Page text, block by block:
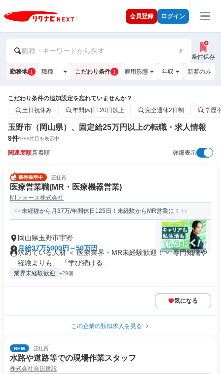
会員登録 ログイン
職種・キーワードから探す
条件保存
勤務地 1 職種 こだわり条件 1 雇用形態 年収 新着のみ
こだわり条件の追加設定を忘れていませんか？
土日祝休み
年間休日120日以上 完全週休2日制 学歴
玉野市（岡山県）、固定給25万円以上の転職・求人情報
9件1〜9件目を表示中
関連度順新着順 詳細表示
正社員
医療営業職(MR・医療機器営業)
MIフォース株式会社
未経験から月37万/年間休日125日！未経験からMR営業に！
岡山県玉野市宇野
月給37万5000円～50万円
求めている人材 ＜ 医療業界・MR未経験歓迎！＞ 専門知識や
経験よりも、 「学び続ける...
業界未経験歓迎 +29個
気になる
この企業の類似求人を見る
NEW 正社員
水路や道路等での現場作業スタッフ
株式会社合田建設